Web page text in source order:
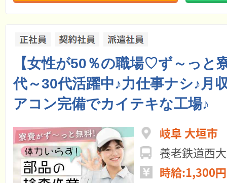
【女性が50％の職場♡ず～っと
代～30代活躍中♪力仕事ナシ♪月
アコン完備でカイテキな工場♪
岐阜 大垣市
養老鉄道西
時給:1,300